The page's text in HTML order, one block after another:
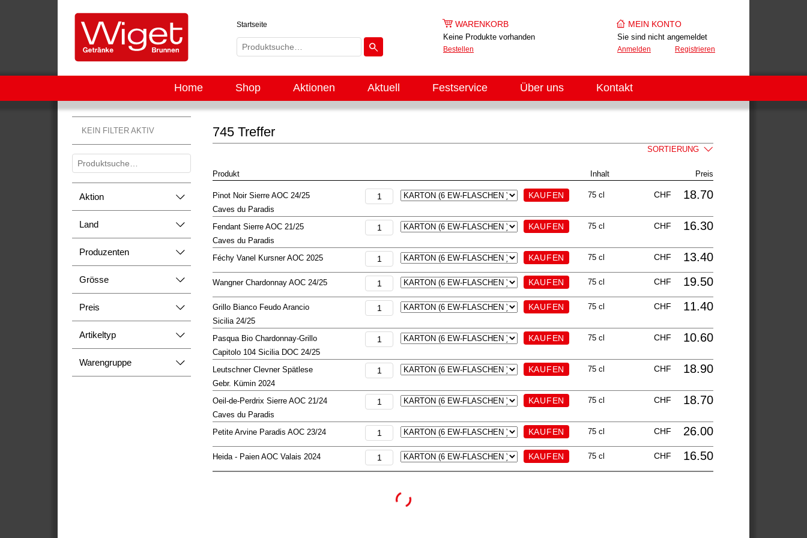
Startseite WARENKORB
Keine Produkte vorhanden
Bestellen
MEIN KONTO
Sie sind nicht angemeldet
Anmelden Registrieren
Home Shop Aktionen Aktuell Festservice Über uns Kontakt
KEIN FILTER AKTIV
Aktion
Land
Produzenten
Grösse
Preis
Artikeltyp
Warengruppe
745 Treffer
SORTIERUNG
Produkt Inhalt Preis
Pinot Noir Sierre AOC 24/25
Caves du Paradis
75 cl CHF 18.70
Fendant Sierre AOC 21/25
Caves du Paradis
75 cl CHF 16.30
Féchy Vanel Kursner AOC 2025 75 cl CHF 13.40
Wangner Chardonnay AOC 24/25 75 cl CHF 19.50
Grillo Bianco Feudo Arancio
Sicilia 24/25
75 cl CHF 11.40
Pasqua Bio Chardonnay-Grillo
Capitolo 104 Sicilia DOC 24/25
75 cl CHF 10.60
Leutschner Clevner Spätlese
Gebr. Kümin 2024
75 cl CHF 18.90
Oeil-de-Perdrix Sierre AOC 21/24
Caves du Paradis
75 cl CHF 18.70
Petite Arvine Paradis AOC 23/24 75 cl CHF 26.00
Heida - Paien AOC Valais 2024 75 cl CHF 16.50